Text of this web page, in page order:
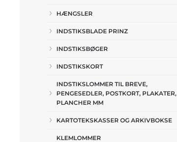
HÆNGSLER
INDSTIKSBLADE PRINZ
INDSTIKSBØGER
INDSTIKSKORT
INDSTIKSLOMMER TIL BREVE,
PENGESEDLER, POSTKORT, PLAKATER,
PLANCHER MM
KARTOTEKSKASSER OG ARKIVBOKSE
KLEMLOMMER